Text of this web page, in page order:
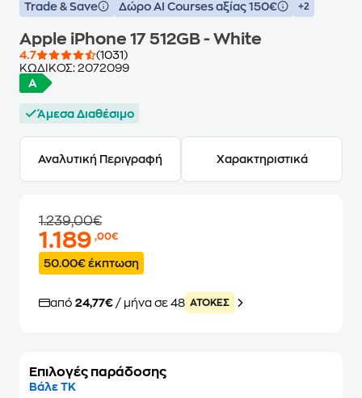
Trade & Save Δώρο ΑΙ Courses αξίας 150€ +2
Apple iPhone 17 512GB - White
4.7
(1031)
ΚΩΔΙΚΟΣ: 2072099
Άμεσα Διαθέσιμο
Αναλυτική Περιγραφή Χαρακτηριστικά
1.239,00€
1.189,00€
50.00€ έκπτωση
από 24,77€ / μήνα σε 48 ATOKEΣ
Επιλογές παράδοσης
Βάλε ΤΚ